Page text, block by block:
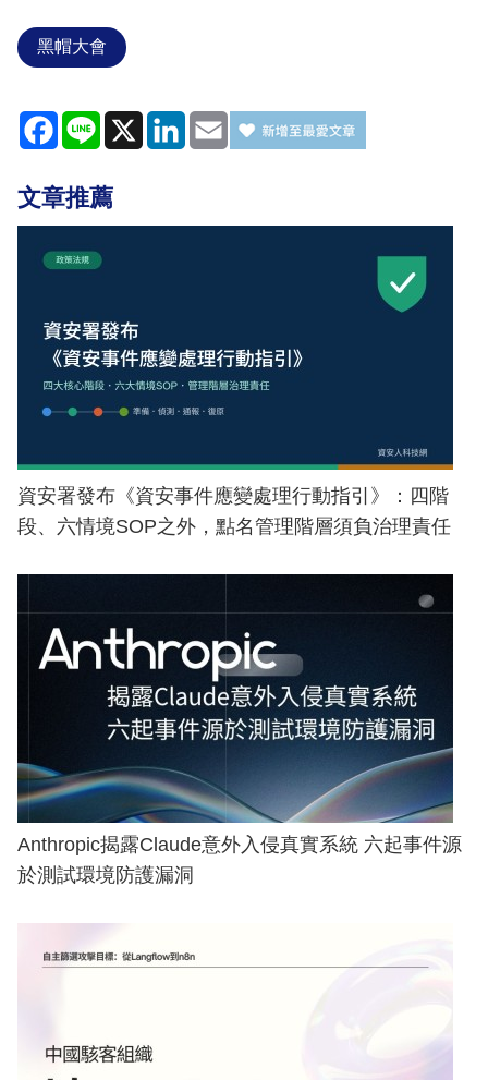
黑帽大會
Facebook
Line X LinkedIn
Email
文章推薦
資安署發布《資安事件應變處理行動指引》：四階
段、六情境SOP之外，點名管理階層須負治理責任
Anthropic揭露Claude意外入侵真實系統 六起事件源
於測試環境防護漏洞